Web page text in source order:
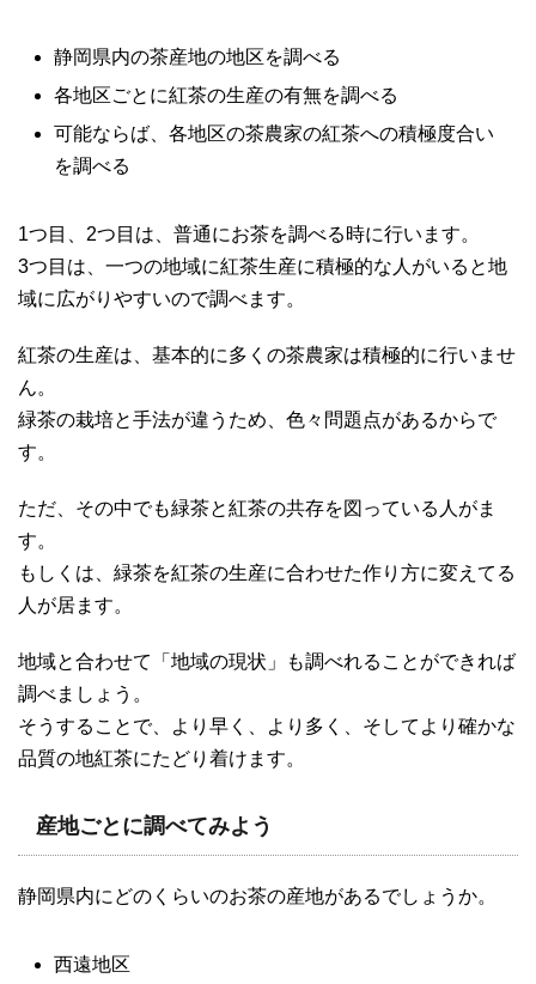
静岡県内の茶産地の地区を調べる
各地区ごとに紅茶の生産の有無を調べる
可能ならば、各地区の茶農家の紅茶への積極度合い
を調べる
1つ目、2つ目は、普通にお茶を調べる時に行います。
3つ目は、一つの地域に紅茶生産に積極的な人がいると地
域に広がりやすいので調べます。
紅茶の生産は、基本的に多くの茶農家は積極的に行いませ
ん。
緑茶の栽培と手法が違うため、色々問題点があるからで
す。
ただ、その中でも緑茶と紅茶の共存を図っている人がま
す。
もしくは、緑茶を紅茶の生産に合わせた作り方に変えてる
人が居ます。
地域と合わせて「地域の現状」も調べれることができれば
調べましょう。
そうすることで、より早く、より多く、そしてより確かな
品質の地紅茶にたどり着けます。
産地ごとに調べてみよう
静岡県内にどのくらいのお茶の産地があるでしょうか。
西遠地区